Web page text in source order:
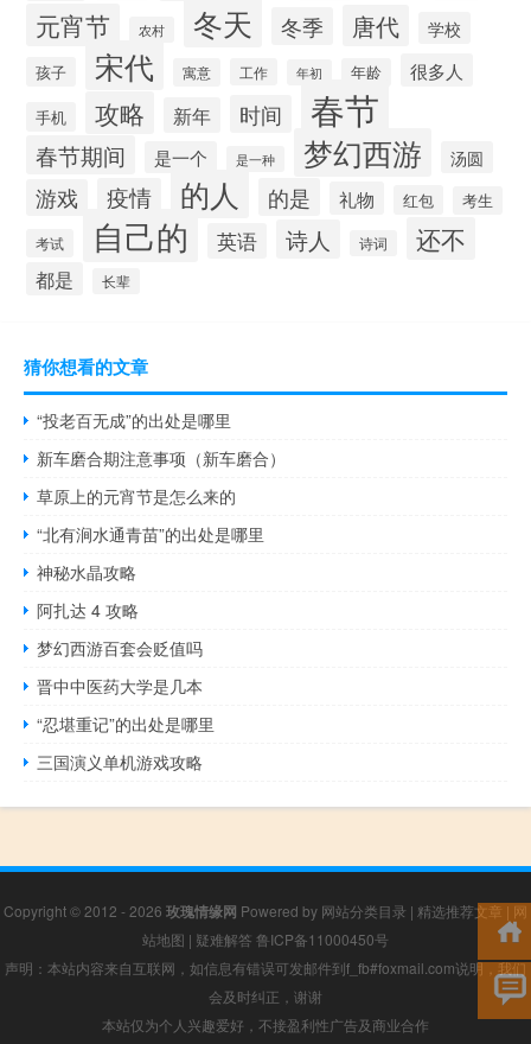
元宵节 农村 冬天 冬季 唐代 学校
孩子 宋代 寓意 工作 年初 年龄 很多人
手机 攻略 新年 时间 春节
春节期间 是一个 是一种 梦幻西游 汤圆
游戏 疫情 的人 的是 礼物 红包
考生
考试
自己的 英语 诗人 诗词 还不
都是 长辈
猜你想看的文章
“投老百无成”的出处是哪里
新车磨合期注意事项（新车磨合）
草原上的元宵节是怎么来的
“北有涧水通青苗”的出处是哪里
神秘水晶攻略
阿扎达 4 攻略
梦幻西游百套会贬值吗
晋中中医药大学是几本
“忍堪重记”的出处是哪里
三国演义单机游戏攻略
Copyright © 2012 - 2026 玫瑰情缘网 Powered by 网站分类目录 | 精选推荐文章 | 网
站地图 | 疑难解答 鲁ICP备11000450号
声明：本站内容来自互联网，如信息有错误可发邮件到f_fb#foxmail.com说明，我们
会及时纠正，谢谢
本站仅为个人兴趣爱好，不接盈利性广告及商业合作